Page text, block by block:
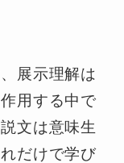
展示理解は
用する中で
文は意味生
だけで学び